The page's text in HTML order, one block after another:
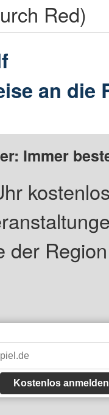
Red)
an die
Immer
der
Kostenlos anmelden